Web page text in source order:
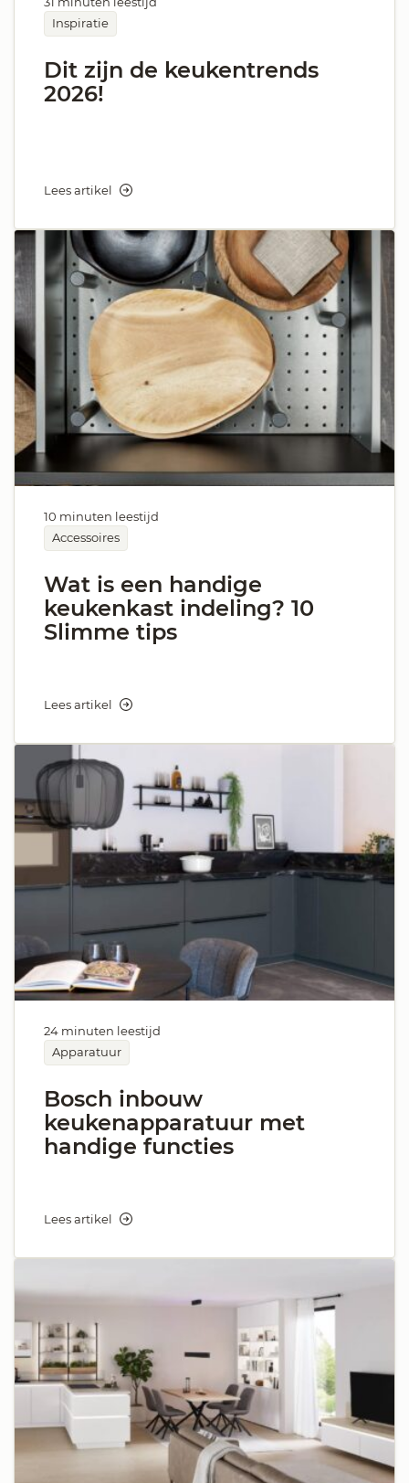
Inspiratie
Dit zijn de keukentrends
2026!
Lees artikel
Accessoires
10 minuten leestijd
Wat is een handige
keukenkast indeling? 10
Slimme tips
Lees artikel
Apparatuur
24 minuten leestijd
Bosch inbouw
keukenapparatuur met
handige functies
Lees artikel